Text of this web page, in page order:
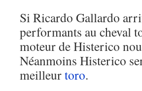
Si Ricardo Gallardo
performants au cheval
moteur de Histerico
Néanmoins Histerico
meilleurtoro.